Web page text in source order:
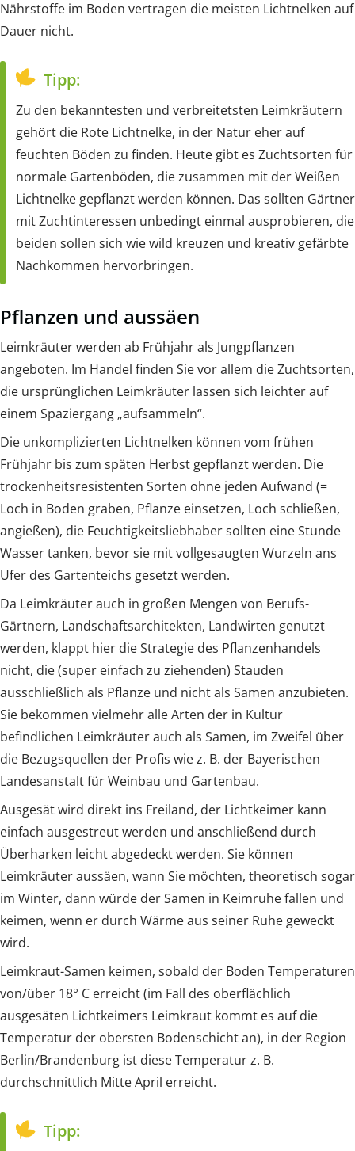
Nährstoffe im Boden vertragen die meisten Lichtnelken auf
Dauer nicht.
Tipp:
Zu den bekanntesten und verbreitetsten Leimkräutern
gehört die Rote Lichtnelke, in der Natur eher auf
feuchten Böden zu finden. Heute gibt es Zuchtsorten für
normale Gartenböden, die zusammen mit der Weißen
Lichtnelke gepflanzt werden können. Das sollten Gärtner
mit Zuchtinteressen unbedingt einmal ausprobieren, die
beiden sollen sich wie wild kreuzen und kreativ gefärbte
Nachkommen hervorbringen.
Pflanzen und aussäen
Leimkräuter werden ab Frühjahr als Jungpflanzen
angeboten. Im Handel finden Sie vor allem die Zuchtsorten,
die ursprünglichen Leimkräuter lassen sich leichter auf
einem Spaziergang „aufsammeln“.
Die unkomplizierten Lichtnelken können vom frühen
Frühjahr bis zum späten Herbst gepflanzt werden. Die
trockenheitsresistenten Sorten ohne jeden Aufwand (=
Loch in Boden graben, Pflanze einsetzen, Loch schließen,
angießen), die Feuchtigkeitsliebhaber sollten eine Stunde
Wasser tanken, bevor sie mit vollgesaugten Wurzeln ans
Ufer des Gartenteichs gesetzt werden.
Da Leimkräuter auch in großen Mengen von Berufs-
Gärtnern, Landschaftsarchitekten, Landwirten genutzt
werden, klappt hier die Strategie des Pflanzenhandels
nicht, die (super einfach zu ziehenden) Stauden
ausschließlich als Pflanze und nicht als Samen anzubieten.
Sie bekommen vielmehr alle Arten der in Kultur
befindlichen Leimkräuter auch als Samen, im Zweifel über
die Bezugsquellen der Profis wie z. B. der Bayerischen
Landesanstalt für Weinbau und Gartenbau.
Ausgesät wird direkt ins Freiland, der Lichtkeimer kann
einfach ausgestreut werden und anschließend durch
Überharken leicht abgedeckt werden. Sie können
Leimkräuter aussäen, wann Sie möchten, theoretisch sogar
im Winter, dann würde der Samen in Keimruhe fallen und
keimen, wenn er durch Wärme aus seiner Ruhe geweckt
wird.
Leimkraut-Samen keimen, sobald der Boden Temperaturen
von/über 18° C erreicht (im Fall des oberflächlich
ausgesäten Lichtkeimers Leimkraut kommt es auf die
Temperatur der obersten Bodenschicht an), in der Region
Berlin/Brandenburg ist diese Temperatur z. B.
durchschnittlich Mitte April erreicht.
Tipp: